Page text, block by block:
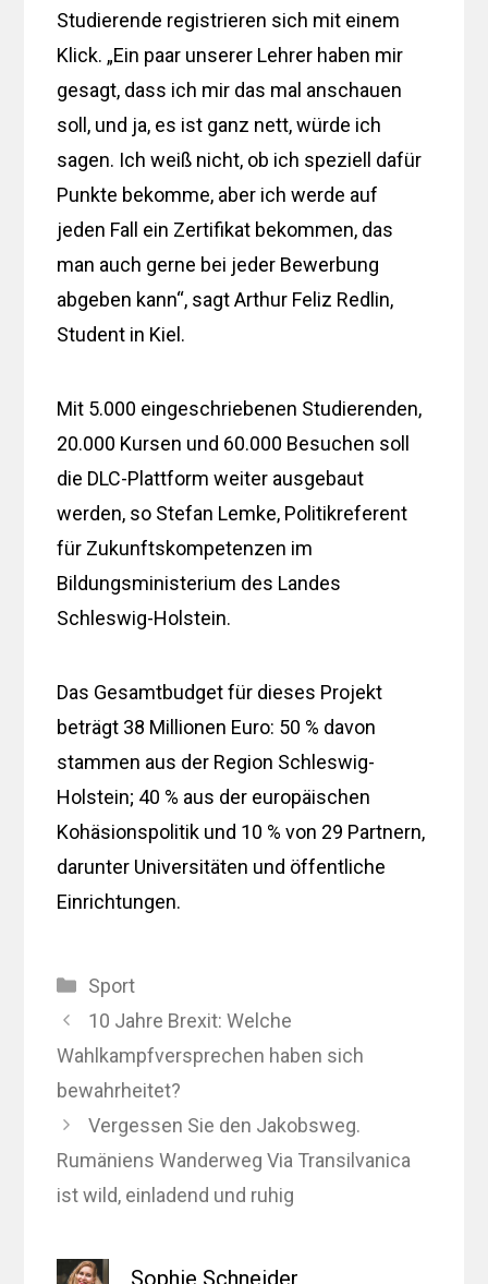
Studierende registrieren sich mit einem
Klick. „Ein paar unserer Lehrer haben mir
gesagt, dass ich mir das mal anschauen
soll, und ja, es ist ganz nett, würde ich
sagen. Ich weiß nicht, ob ich speziell dafür
Punkte bekomme, aber ich werde auf
jeden Fall ein Zertifikat bekommen, das
man auch gerne bei jeder Bewerbung
abgeben kann“, sagt Arthur Feliz Redlin,
Student in Kiel.
Mit 5.000 eingeschriebenen Studierenden,
20.000 Kursen und 60.000 Besuchen soll
die DLC-Plattform weiter ausgebaut
werden, so Stefan Lemke, Politikreferent
für Zukunftskompetenzen im
Bildungsministerium des Landes
Schleswig-Holstein.
Das Gesamtbudget für dieses Projekt
beträgt 38 Millionen Euro: 50 % davon
stammen aus der Region Schleswig-
Holstein; 40 % aus der europäischen
Kohäsionspolitik und 10 % von 29 Partnern,
darunter Universitäten und öffentliche
Einrichtungen.
Kategorien
Sport
10 Jahre Brexit: Welche
Wahlkampfversprechen haben sich
bewahrheitet?
Vergessen Sie den Jakobsweg.
Rumäniens Wanderweg Via Transilvanica
ist wild, einladend und ruhig
Sophie Schneider